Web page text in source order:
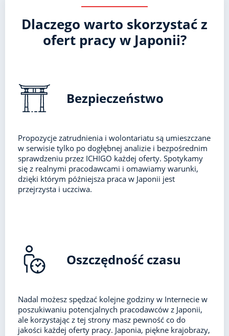
Dlaczego warto skorzystać z
ofert pracy w Japonii?
Bezpieczeństwo
Propozycje zatrudnienia i wolontariatu są umieszczane
w serwisie tylko po dogłębnej analizie i bezpośrednim
sprawdzeniu przez ICHIGO każdej oferty. Spotykamy
się z realnymi pracodawcami i omawiamy warunki,
dzięki którym późniejsza praca w Japonii jest
przejrzysta i uczciwa.
Oszczędność czasu
Nadal możesz spędzać kolejne godziny w Internecie w
poszukiwaniu potencjalnych pracodawców z Japonii,
ale korzystając z tej strony masz pewność co do
jakości każdej oferty pracy. Japonia, piękne krajobrazy,